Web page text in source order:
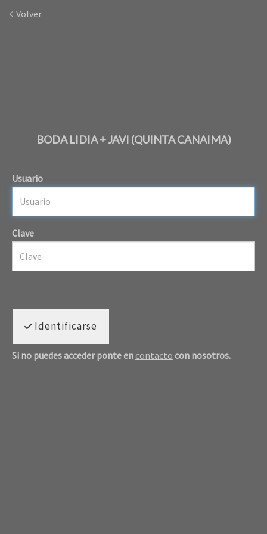
Volver
BODA LIDIA + JAVI (QUINTA CANAIMA)
Usuario
Clave
Identificarse
Si no puedes acceder ponte en contacto con nosotros.